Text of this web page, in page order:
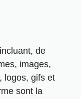
de
images,
logos, gifs et
sont la